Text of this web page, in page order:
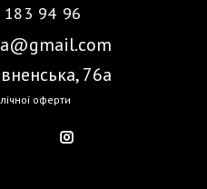
94 96
76а
оферти